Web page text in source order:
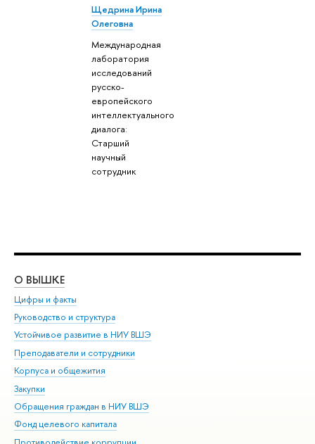
Щедрина Ирина
Олеговна
Международная
лаборатория
исследований
русско-
европейского
интеллектуального
диалога:
Старший
научный
сотрудник
О ВЫШКЕ
Цифры и факты
Руководство и структура
Устойчивое развитие в НИУ ВШЭ
Преподаватели и сотрудники
Корпуса и общежития
Закупки
Обращения граждан в НИУ ВШЭ
Фонд целевого капитала